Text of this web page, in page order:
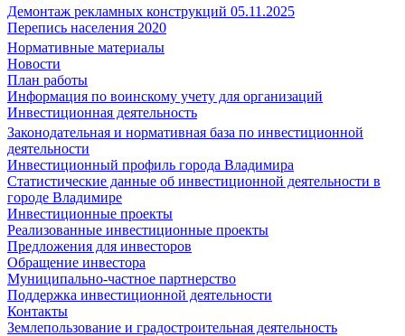
Демонтаж рекламных конструкций 05.11.2025
Перепись населения 2020
Нормативные материалы
Новости
План работы
Информация по воинскому учету для организаций
Инвестиционная деятельность
Законодательная и нормативная база по инвестиционной
деятельности
Инвестиционный профиль города Владимира
Статистические данные об инвестиционной деятельности в
городе Владимире
Инвестиционные проекты
Реализованные инвестиционные проекты
Предложения для инвесторов
Обращение инвестора
Муниципально-частное партнерство
Поддержка инвестиционной деятельности
Контакты
Землепользование и градостроительная деятельность